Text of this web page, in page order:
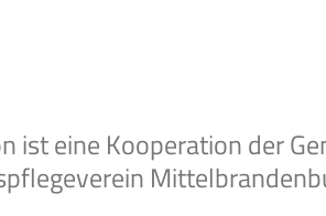
ist eine Kooperation der